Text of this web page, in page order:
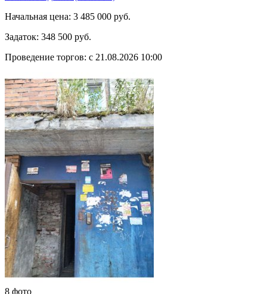
Начальная цена: 3 485 000 руб.
Задаток: 348 500 руб.
Проведение торгов: с 21.08.2026 10:00
8 фото